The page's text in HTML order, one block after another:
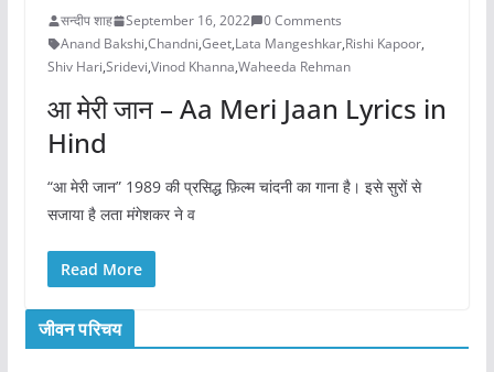
सन्दीप शाह September 16, 2022
0 Comments
Anand Bakshi,Chandni,Geet,Lata Mangeshkar,Rishi Kapoor,
Shiv Hari,Sridevi,Vinod Khanna,Waheeda Rehman
आ मेरी जान – Aa Meri Jaan Lyrics in
Hind
“आ मेरी जान” 1989 की प्रसिद्ध फ़िल्म चांदनी का गाना है। इसे सुरों से
सजाया है लता मंगेशकर ने व
Read More
जीवन परिचय